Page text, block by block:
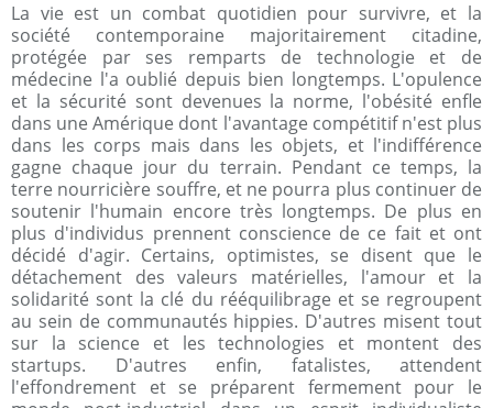
La vie est un combat quotidien pour survivre, et la
société contemporaine majoritairement citadine,
protégée par ses remparts de technologie et de
médecine l'a oublié depuis bien longtemps. L'opulence
et la sécurité sont devenues la norme, l'obésité enfle
dans une Amérique dont l'avantage compétitif n'est plus
dans les corps mais dans les objets, et l'indifférence
gagne chaque jour du terrain. Pendant ce temps, la
terre nourricière souffre, et ne pourra plus continuer de
soutenir l'humain encore très longtemps. De plus en
plus d'individus prennent conscience de ce fait et ont
décidé d'agir. Certains, optimistes, se disent que le
détachement des valeurs matérielles, l'amour et la
solidarité sont la clé du rééquilibrage et se regroupent
au sein de communautés hippies. D'autres misent tout
sur la science et les technologies et montent des
startups. D'autres enfin, fatalistes, attendent
l'effondrement et se préparent fermement pour le